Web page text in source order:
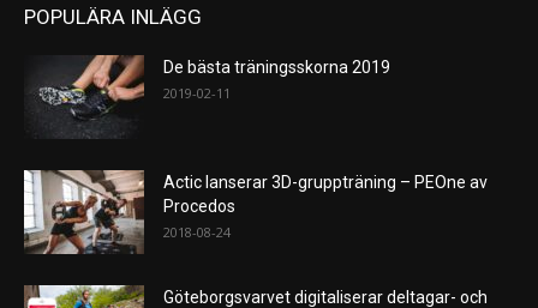
POPULÄRA INLÄGG
De bästa träningsskorna 2019
2019-02-11
Actic lanserar 3D-gruppträning – PEOne av
Procedos
2018-08-24
Göteborgsvarvet digitaliserar deltagar- och